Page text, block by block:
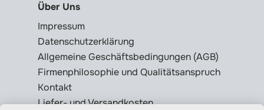
Über Uns
Impressum
Datenschutzerklärung
Allgemeine Geschäftsbedingungen (AGB)
Firmenphilosophie und Qualitätsanspruch
Kontakt
Liefer- und Versandkosten